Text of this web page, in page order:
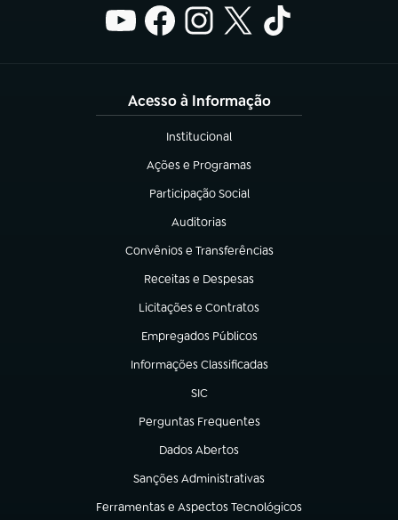
Acesso à Informação
Institucional
(abre em nova aba)
Ações e Programas
(abre em nova aba)
Participação Social
(abre em nova aba)
Auditorias
(abre em nova aba)
Convênios e Transferências
(abre em nova aba)
Receitas e Despesas
(abre em nova aba)
Licitações e Contratos
(abre em nova aba)
Empregados Públicos
(abre em nova aba)
Informações Classificadas
(abre em nova aba)
SIC
(abre em nova aba)
Perguntas Frequentes
(abre em nova aba)
Dados Abertos
(abre em nova aba)
Sanções Administrativas
(abre em nova aba)
Ferramentas e Aspectos Tecnológicos
(abre em nova aba)